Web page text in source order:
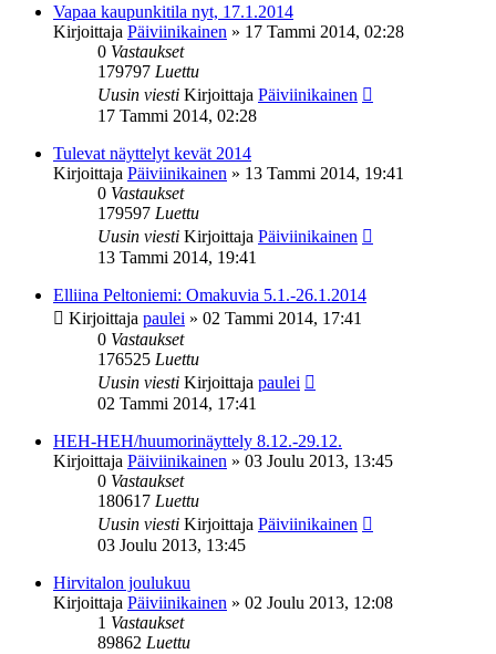
Vapaa kaupunkitila nyt, 17.1.2014
Kirjoittaja Päiviinikainen » 17 Tammi 2014, 02:28
0 Vastaukset
179797 Luettu
Uusin viesti Kirjoittaja Päiviinikainen
17 Tammi 2014, 02:28
Tulevat näyttelyt kevät 2014
Kirjoittaja Päiviinikainen » 13 Tammi 2014, 19:41
0 Vastaukset
179597 Luettu
Uusin viesti Kirjoittaja Päiviinikainen
13 Tammi 2014, 19:41
Elliina Peltoniemi: Omakuvia 5.1.-26.1.2014
Kirjoittaja paulei » 02 Tammi 2014, 17:41
0 Vastaukset
176525 Luettu
Uusin viesti Kirjoittaja paulei
02 Tammi 2014, 17:41
HEH-HEH/huumorinäyttely 8.12.-29.12.
Kirjoittaja Päiviinikainen » 03 Joulu 2013, 13:45
0 Vastaukset
180617 Luettu
Uusin viesti Kirjoittaja Päiviinikainen
03 Joulu 2013, 13:45
Hirvitalon joulukuu
Kirjoittaja Päiviinikainen » 02 Joulu 2013, 12:08
1 Vastaukset
89862 Luettu